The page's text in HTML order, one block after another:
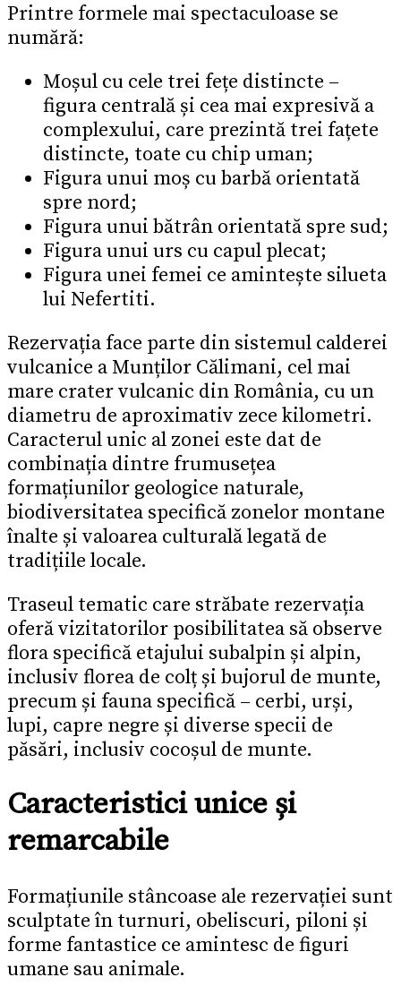
Printre formele mai spectaculoase se
numără:
Moșul cu cele trei fețe distincte –
figura centrală și cea mai expresivă a
complexului, care prezintă trei fațete
distincte, toate cu chip uman;
Figura unui moș cu barbă orientată
spre nord;
Figura unui bătrân orientată spre sud;
Figura unui urs cu capul plecat;
Figura unei femei ce amintește silueta
lui Nefertiti.
Rezervația face parte din sistemul calderei
vulcanice a Munților Călimani, cel mai
mare crater vulcanic din România, cu un
diametru de aproximativ zece kilometri.
Caracterul unic al zonei este dat de
combinația dintre frumusețea
formațiunilor geologice naturale,
biodiversitatea specifică zonelor montane
înalte și valoarea culturală legată de
tradițiile locale.
Traseul tematic care străbate rezervația
oferă vizitatorilor posibilitatea să observe
flora specifică etajului subalpin și alpin,
inclusiv florea de colț și bujorul de munte,
precum și fauna specifică – cerbi, urși,
lupi, capre negre și diverse specii de
păsări, inclusiv cocoșul de munte.
Caracteristici unice și
remarcabile
Formațiunile stâncoase ale rezervației sunt
sculptate în turnuri, obeliscuri, piloni și
forme fantastice ce amintesc de figuri
umane sau animale.